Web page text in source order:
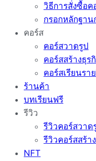
วิธีการสั่งซื้อค
กรอกหลักฐาน
คอร์ส
คอร์สวาดรูป
คอร์สสร้างธุร
คอร์สเรียนรา
ร้านค้า
บทเรียนฟรี
รีวิว
รีวิวคอร์สวาด
รีวิวคอร์สสร้า
NFT